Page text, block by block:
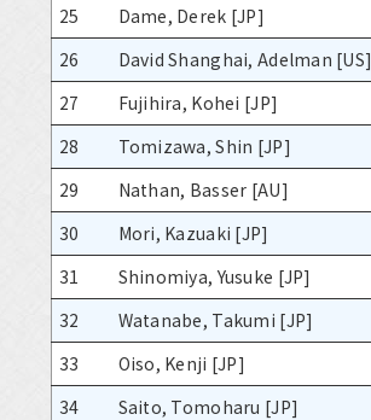
25
Dame, Derek [JP]
26
David Shanghai, Adelman [US]
27
Fujihira, Kohei [JP]
28
Tomizawa, Shin [JP]
29
Nathan, Basser [AU]
30
Mori, Kazuaki [JP]
31
Shinomiya, Yusuke [JP]
32
Watanabe, Takumi [JP]
33
Oiso, Kenji [JP]
34
Saito, Tomoharu [JP]